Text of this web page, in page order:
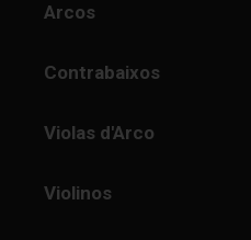
Arcos
Contrabaixos
Violas d'Arco
Violinos